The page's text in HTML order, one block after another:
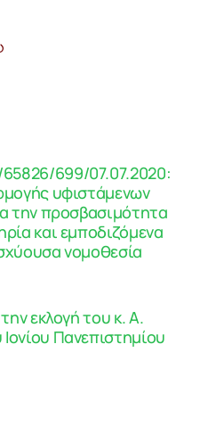
699/07.07.2020:
υφιστάμενων
την προσβασιμότητα
και εμποδιζόμενα
νομοθεσία
εκλογή του κ. Α.
Πανεπιστημίου